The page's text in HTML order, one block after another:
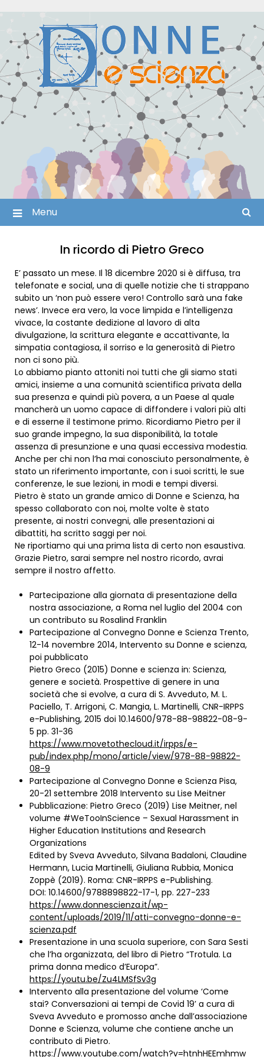
content
Menu
In ricordo di Pietro Greco
E’ passato un mese. Il 18 dicembre 2020 si è diffusa, tra
telefonate e social, una di quelle notizie che ti strappano
subito un ‘non può essere vero! Controllo sarà una fake
news’. Invece era vero, la voce limpida e l’intelligenza
vivace, la costante dedizione al lavoro di alta
divulgazione, la scrittura elegante e accattivante, la
simpatia contagiosa, il sorriso e la generosità di Pietro
non ci sono più.
Lo abbiamo pianto attoniti noi tutti che gli siamo stati
amici, insieme a una comunità scientifica privata della
sua presenza e quindi più povera, a un Paese al quale
mancherà un uomo capace di diffondere i valori più alti
e di esserne il testimone primo. Ricordiamo Pietro per il
suo grande impegno, la sua disponibilità, la totale
assenza di presunzione e una quasi eccessiva modestia.
Anche per chi non l’ha mai conosciuto personalmente, è
stato un riferimento importante, con i suoi scritti, le sue
conferenze, le sue lezioni, in modi e tempi diversi.
Pietro è stato un grande amico di Donne e Scienza, ha
spesso collaborato con noi, molte volte è stato
presente, ai nostri convegni, alle presentazioni ai
dibattiti, ha scritto saggi per noi.
Ne riportiamo qui una prima lista di certo non esaustiva.
Grazie Pietro, sarai sempre nel nostro ricordo, avrai
sempre il nostro affetto.
Partecipazione alla giornata di presentazione della
nostra associazione, a Roma nel luglio del 2004 con
un contributo su Rosalind Franklin
Partecipazione al Convegno Donne e Scienza Trento,
12-14 novembre 2014, Intervento su Donne e scienza,
poi pubblicato
Pietro Greco (2015) Donne e scienza in: Scienza,
genere e società. Prospettive di genere in una
società che si evolve, a cura di S. Avveduto, M. L.
Paciello, T. Arrigoni, C. Mangia, L. Martinelli, CNR-IRPPS
e-Publishing, 2015 doi 10.14600/978-88-98822-08-9-
5 pp. 31-36
https://www.movetothecloud.it/irpps/e-
pub/index.php/mono/article/view/978-88-98822-
08-9
Partecipazione al Convegno Donne e Scienza Pisa,
20-21 settembre 2018 Intervento su Lise Meitner
Pubblicazione: Pietro Greco (2019) Lise Meitner, nel
volume #WeTooInScience – Sexual Harassment in
Higher Education Institutions and Research
Organizations
Edited by Sveva Avveduto, Silvana Badaloni, Claudine
Hermann, Lucia Martinelli, Giuliana Rubbia, Monica
Zoppè (2019). Roma: CNR-IRPPS e-Publishing.
DOI: 10.14600/9788898822-17-1, pp. 227-233
https://www.donnescienza.it/wp-
content/uploads/2019/11/atti-convegno-donne-e-
scienza.pdf
Presentazione in una scuola superiore, con Sara Sesti
che l’ha organizzata, del libro di Pietro “Trotula. La
prima donna medico d’Europa”.
https://youtu.be/Zu4LMSfSv3g
Intervento alla presentazione del volume ‘Come
stai? Conversazioni ai tempi de Covid 19’ a cura di
Sveva Avveduto e promosso anche dall’associazione
Donne e Scienza, volume che contiene anche un
contributo di Pietro.
https://www.youtube.com/watch?v=htnhHEEmhmw